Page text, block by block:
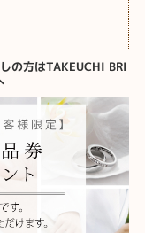
の方はTAKEUCHI BRI